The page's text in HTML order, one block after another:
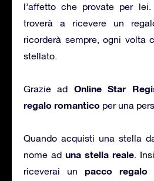
l’affetto che provate per
troverà a ricevere un
ricorderà sempre, ogni volta
stellato.
Grazie ad Online Star
regalo romantico per una
Quando acquisti una stella
nome ad una stella reale.
riceverai unpacco regalo